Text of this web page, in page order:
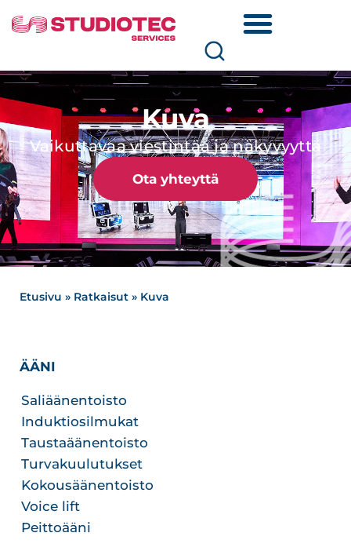
Kuva
Vaikuttavaa viestintää ja näkyvyyttä
Ota yhteyttä
Etusivu » Ratkaisut » Kuva
ÄÄNI
Saliäänentoisto
Induktiosilmukat
Taustaäänentoisto
Turvakuulutukset
Kokousäänentoisto
Voice lift
Peittoääni